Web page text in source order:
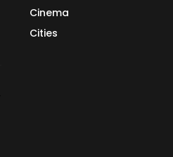
Cinema
Cities